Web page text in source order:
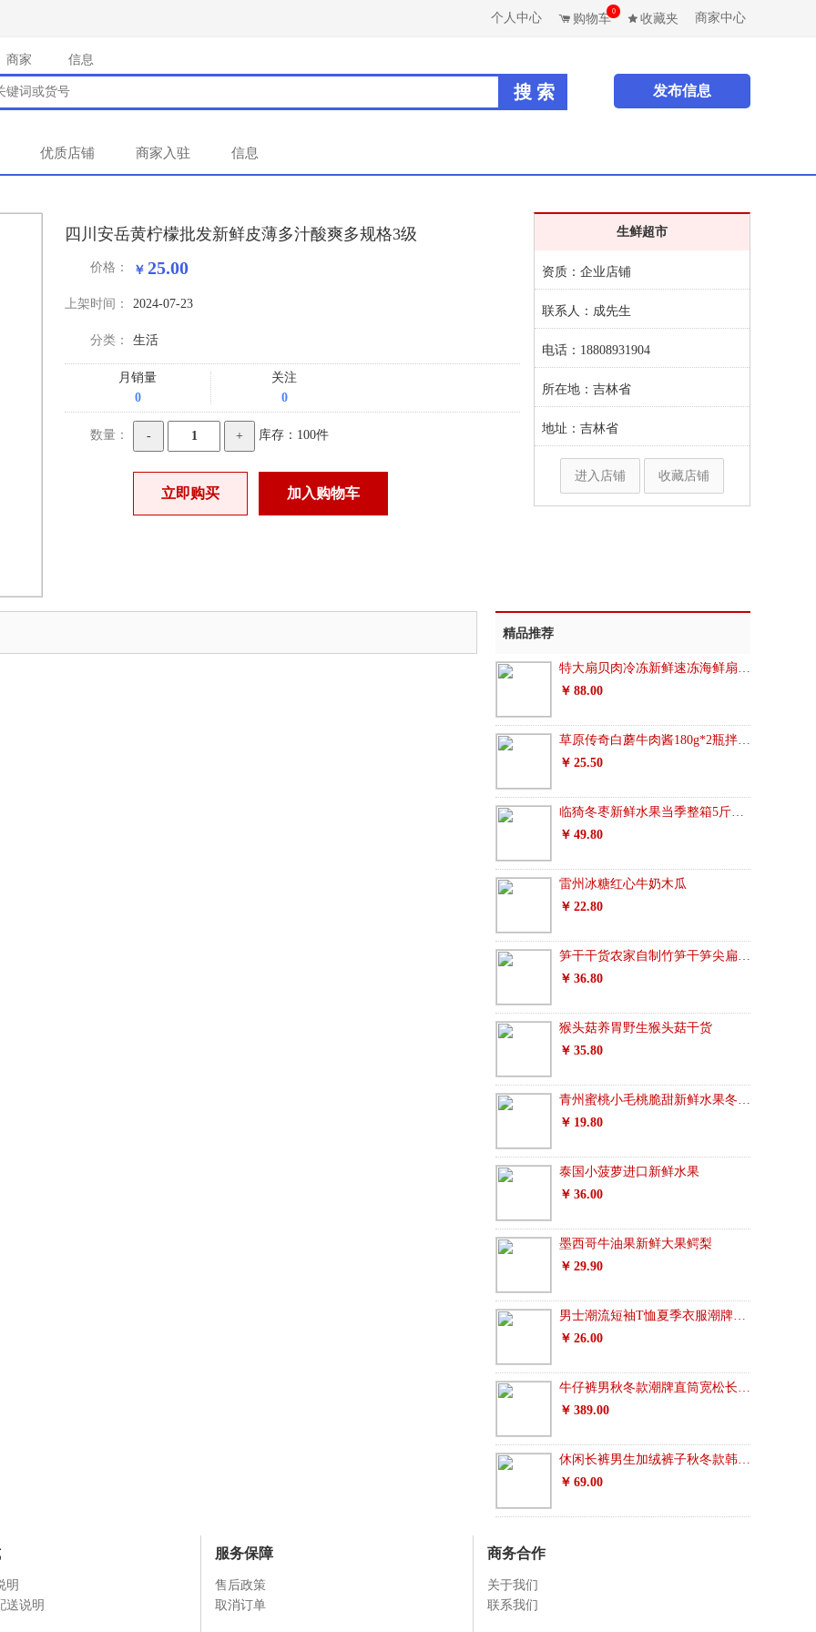
个人中心 购物车
0
收藏夹 商家中心
商家 信息
发布信息
优质店铺 商家入驻 信息
四川安岳黄柠檬批发新鲜皮薄多汁酸爽多规格3级
价格： 25.00
上架时间： 2024-07-23
分类： 生活
月销量
0
关注
0
数量： 库存：100件
生鲜超市
资质：企业店铺
联系人：成先生
电话：18808931904
所在地：吉林省
地址：吉林省
进入店铺 收藏店铺
精品推荐
特大扇贝肉冷冻新鲜速冻海鲜扇贝肉大号带黄无冰衣生鲜
88.00
草原传奇白蘑牛肉酱180g*2瓶拌饭拌面酱香菇蘑菇酱调味厨房调料
25.50
临猗冬枣新鲜水果当季整箱5斤包邮脆甜青枣大红枣非大荔鲜枣1
49.80
雷州冰糖红心牛奶木瓜
22.80
笋干干货农家自制竹笋干笋尖扁尖笋天目山笋干
36.80
猴头菇养胃野生猴头菇干货
35.80
青州蜜桃小毛桃脆甜新鲜水果冬雪水蜜桃秋桃
19.80
泰国小菠萝进口新鲜水果
36.00
墨西哥牛油果新鲜大果鳄梨
29.90
男士潮流短袖T恤夏季衣服潮牌半袖纯棉宽松
26.00
牛仔裤男秋冬款潮牌直筒宽松长裤修身韩版潮流百搭高端男士裤子
389.00
休闲长裤男生加绒裤子秋冬款韩版潮流秋季百搭宽松伞兵运动束脚裤
69.00
明
送说明
服务保障
售后政策
取消订单
商务合作
关于我们
联系我们